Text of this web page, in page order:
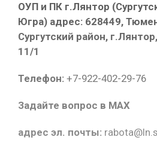
ОУП и ПК г.Лянтор
Югра) адрес: 628449,
Сургутский район,
11/1
Телефон: +7-922-402-29-76
Задайте вопрос в MAX
адрес эл. почты: